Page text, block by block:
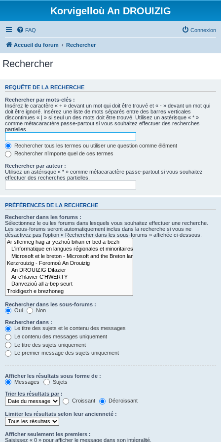
Korvigelloù An DROUIZIG
FAQ Connexion
Accueil du forum Rechercher
Rechercher
REQUÊTE DE LA RECHERCHE
Rechercher par mots-clés :
Insérez le caractère « + » devant un mot qui doit être trouvé et « - » devant un mot qui
doit être ignoré. Insérez une liste de mots séparés entre des barres verticales
discontinues « | » si seul un des mots doit être trouvé. Utilisez un astérisque « * »
comme métacaractère passe-partout si vous souhaitez effectuer des recherches
partielles.
Rechercher tous les termes ou utiliser une question comme élément
Rechercher n’importe quel de ces termes
Rechercher par auteur :
Utilisez un astérisque « * » comme métacaractère passe-partout si vous souhaitez
effectuer des recherches partielles.
PRÉFÉRENCES DE LA RECHERCHE
Rechercher dans les forums :
Sélectionnez le ou les forums dans lesquels vous souhaitez effectuer une recherche.
Les sous-forums seront automatiquement inclus dans la recherche si vous ne
désactivez pas l’option « Rechercher dans les sous-forums » affichée ci-dessous.
Rechercher dans les sous-forums :
Oui
Non
Rechercher dans :
Le titre des sujets et le contenu des messages
Le contenu des messages uniquement
Le titre des sujets uniquement
Le premier message des sujets uniquement
Afficher les résultats sous forme de :
Messages
Sujets
Trier les résultats par :
Croissant
Décroissant
Limiter les résultats selon leur ancienneté :
Afficher seulement les premiers :
Saisissez « 0 » pour afficher le message dans son intégralité.